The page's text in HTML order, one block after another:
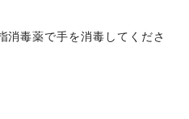
消毒薬で手を消毒してくださ